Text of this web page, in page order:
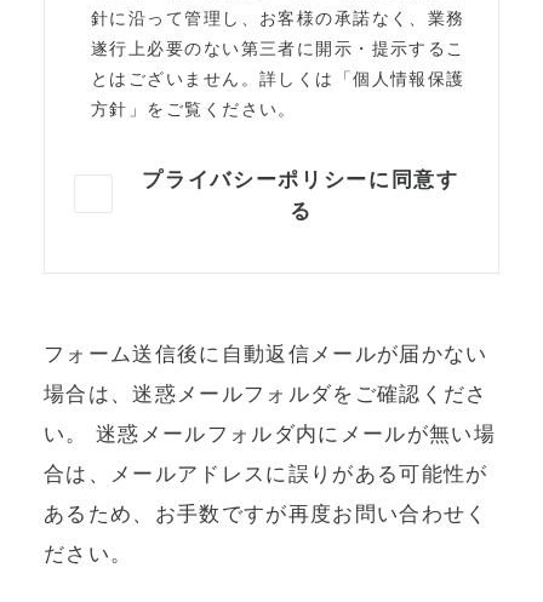
針に沿って管理し、お客様の承諾なく、業務
遂行上必要のない第三者に開示・提示するこ
とはございません。詳しくは「個人情報保護
方針」をご覧ください。
プライバシーポリシーに同意す
る
フォーム送信後に自動返信メールが届かない
場合は、迷惑メールフォルダをご確認くださ
い。
迷惑メールフォルダ内にメールが無い場
合は、メールアドレスに誤りがある可能性が
あるため、お手数ですが再度お問い合わせく
ださい。